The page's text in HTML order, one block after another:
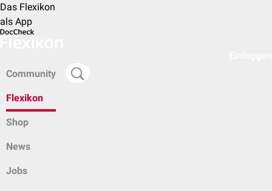
Das Flexikon
als App
Community
Flexikon
Shop
News
Jobs